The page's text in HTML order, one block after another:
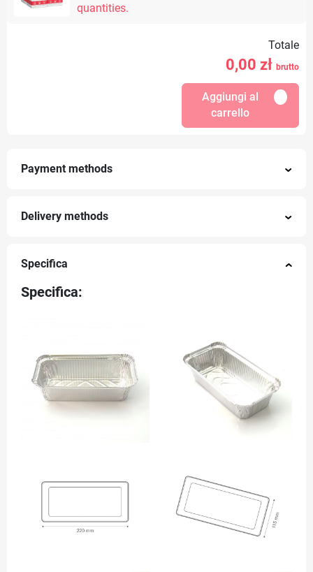
quantities.
Totale
0,00 zł brutto
Aggiungi al
carrello
Payment methods
Delivery methods
Specifica
Specifica: